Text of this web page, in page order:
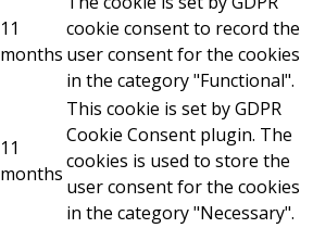
11
months
cookie consent to record the
user consent for the cookies
in the category "Functional".
11
months
This cookie is set by GDPR
Cookie Consent plugin. The
cookies is used to store the
user consent for the cookies
in the category "Necessary".